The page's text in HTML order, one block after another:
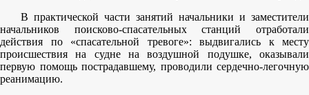
В практической части занятий начальники и заместители
начальников поисково-спасательных станций отработали
действия по «спасательной тревоге»: выдвигались к месту
происшествия на судне на воздушной подушке, оказывали
первую помощь пострадавшему, проводили сердечно-легочную
реанимацию.